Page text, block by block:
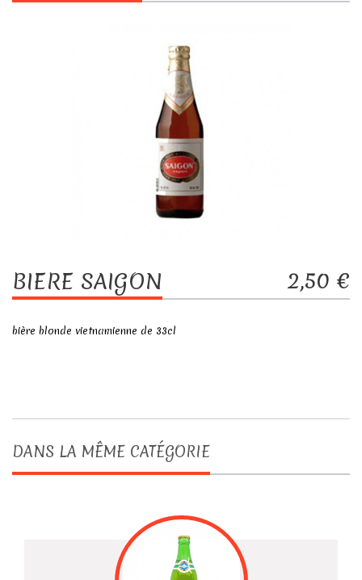
BIERE SAIGON 2,50 €
bière blonde vietnamienne de 33cl
DANS LA MÊME CATÉGORIE